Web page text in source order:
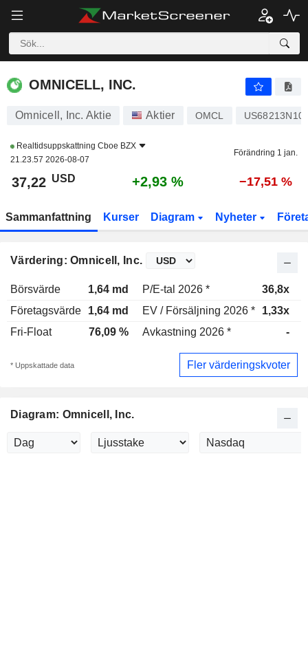
OMNICELL, INC.
OMNICELL, INC.
Omnicell, Inc. Aktie Aktier OMCL
Realtidsuppskattning Cboe BZX
21.23.57 2026-08-07
Förändring 1 jan.
37,22 USD +2,93 % −17,51 %
Sammanfattning Kurser Diagram Nyheter
Värdering: Omnicell, Inc.
Börsvärde 1,64 md P/E-tal 2026 * 36,8x
Företagsvärde
1,64 md EV / Försäljning 2026 * 1,33x
Fri-Float
76,09 % Avkastning 2026 * -
* Uppskattade data Fler värderingskvoter
Diagram: Omnicell, Inc.